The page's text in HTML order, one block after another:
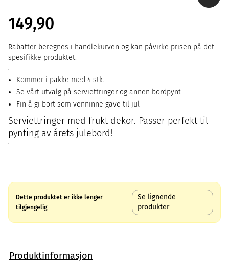
149,90
Rabatter beregnes i handlekurven og kan påvirke prisen på det
spesifikke produktet.
Kommer i pakke med 4 stk.
Se vårt utvalg på serviettringer og annen bordpynt
Fin å gi bort som venninne gave til jul
Serviettringer med frukt dekor. Passer perfekt til
pynting av årets julebord!
Dette produktet er ikke lenger
tilgjengelig
Se lignende
produkter
Produktinformasjon